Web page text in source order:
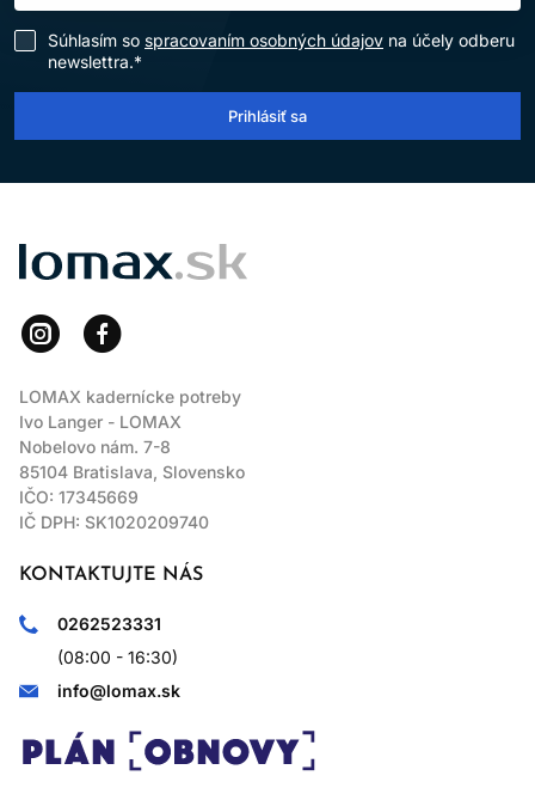
Súhlasím so spracovaním osobných údajov na účely odberu
newslettra.*
Prihlásiť sa
LOMAX
LOMAX kadernícke potreby
Ivo Langer - LOMAX
Nobelovo nám. 7-8
85104 Bratislava, Slovensko
IČO: 17345669
IČ DPH: SK1020209740
KONTAKTUJTE NÁS
0262523331
(08:00 - 16:30)
info@lomax.sk